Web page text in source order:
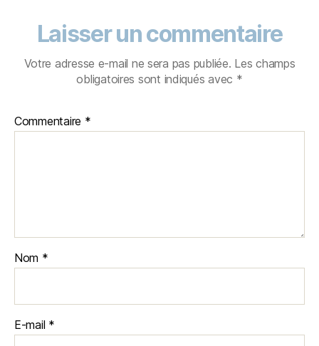
Laisser un commentaire
Votre adresse e-mail ne sera pas publiée. Les champs
obligatoires sont indiqués avec *
Commentaire *
Nom *
E-mail *